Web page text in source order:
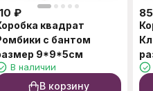
₽
квадрат
с бантом
9*9*5см
В наличии
В корзину
85